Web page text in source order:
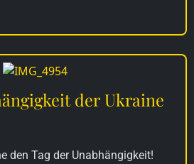
der Ukraine
den Tag der Unabhängigkeit!